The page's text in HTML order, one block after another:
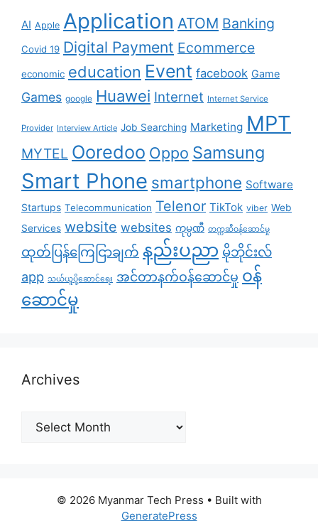
AI Apple Application ATOM Banking
Covid 19 Digital Payment Ecommerce
economic education Event facebook Game
Games google Huawei Internet Internet Service
Provider Interview Article Job Searching Marketing MPT
MYTEL Ooredoo Oppo Samsung
Smart Phone smartphone Software
Startups Telecommunication Telenor TikTok viber Web
Services website websites ကုမ္ပဏီ တက္ကဆီဝန်ဆောင်မှု
ထုတ်ပြန်ကြေငြာချက် နည်းပညာ မိုဘိုင်းလ်
app သယ်ယူပို့ဆောင်ရေး အင်တာနက်ဝန်ဆောင်မှု ၀န်
ဆောင်မှု
Archives
Archives
© 2026 Myanmar Tech Press • Built with
GeneratePress